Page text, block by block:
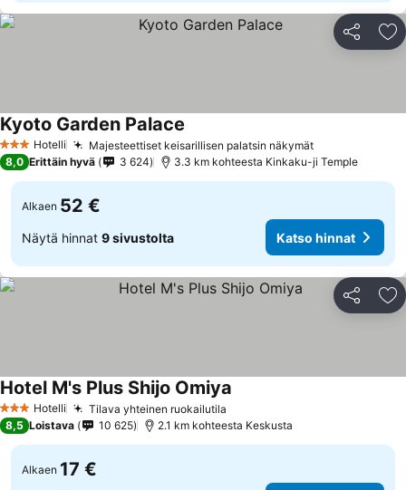
Jaa
3 Tähtiluokitus
Hotelli Majesteettiset keisarillisen palatsin näkymätKatso hinnat
Kyoto Garden Palace
8,0 Erittäin hyvä 3 624 3.3 km kohteesta Kinkaku-ji Temple
Alkaen 52 €
Näytä hinnat 9 sivustolta Katso hinnat
Jaa
3 Tähtiluokitus
Hotelli Tilava yhteinen ruokailutila
Hotel M's Plus Shijo Omiya
8,5 Loistava 10 625 2.1 km kohteesta Keskusta
Alkaen 17 €